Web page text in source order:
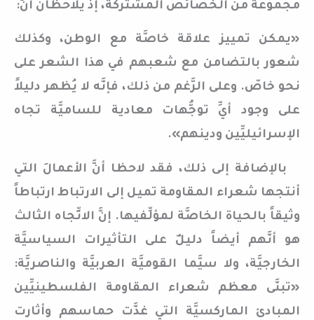
مجموعة من الخصائص المشتركة، إذ يلاحظان أنَّ:
«يمكن تمييز علاقة خاصَّة مع الوطن، وكذلك
شعور بالتضامن مع شعبهم في هذا الشعر على
نحو خاصّ. وعلى الرَّغم من ذلك، فإنَّه لا يُظهر دليلاً
على وجود أيِّ توجُّهات معادية للساميَّة تجاه
الإسرائيليِّين ودينهم».
بالإضافة إلى ذلك، فقد لاحظا أنَّ الأعمالَ التي
أنتجها شعراء المقاومة تميل إلى الارتباط ارتباطاً
وثيقاً بالحياة الخاصَّة لمؤلِّفيها. إنَّ الاتِّجاه الثالث
هو أنَّهم أيضاً دليلٌ على التأثيرات السياسيَّة
الخارجيَّة، ولا سيَّما القوميَّة العربيَّة والناصريَّة:
«تبنَّى معظم شعراء المقاومة الفلسطينيِّين
المبادئ الماركسيَّة التي غذَّت حماسهم وأثارت